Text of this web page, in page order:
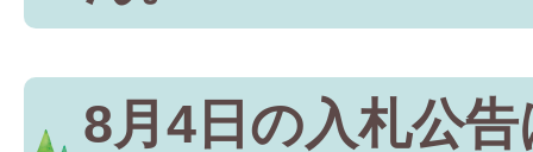
8月4日の入札公